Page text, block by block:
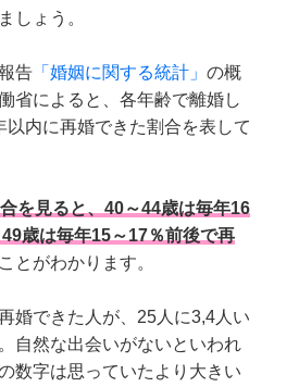
しょう。
告 「婚姻に関する統計」の概
省によると、各年齢で離婚し
以内に再婚できた割合を表して
を見ると、40～44歳は毎年16
歳は毎年15～17％前後で再
ことがわかります。
婚できた人が、25人に3,4人い
自然な出会いがないといわれ
数字は思っていたより大きい